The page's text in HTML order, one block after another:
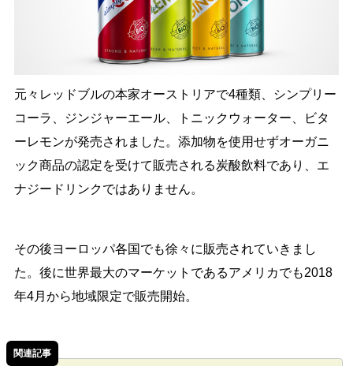
元々レッドブルの本家オーストリアで4種類、シンプリー
コーラ、ジンジャーエール、トニックウォーター、ビタ
ーレモンが発売されました。添加物を使用せずオーガニ
ック商品の認定を受けて販売される炭酸飲料であり、エ
ナジードリンクではありません。
その後ヨーロッパ各国でも徐々に販売されていきまし
た。後に世界最大のマーケットであるアメリカでも2018
年4月から地域限定で販売開始。
関連記事